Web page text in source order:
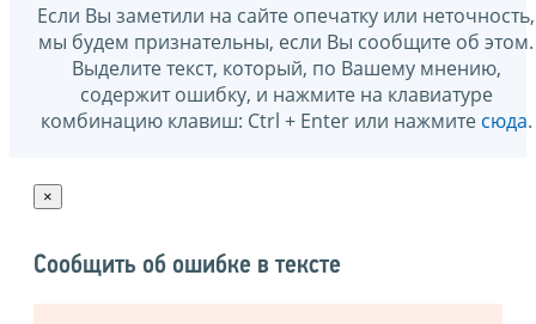
Если Вы заметили на сайте опечатку или неточность,
мы будем признательны, если Вы сообщите об этом.
Выделите текст, который, по Вашему мнению,
содержит ошибку, и нажмите на клавиатуре
комбинацию клавиш: Ctrl + Enter или нажмите сюда.
×
Сообщить об ошибке в тексте